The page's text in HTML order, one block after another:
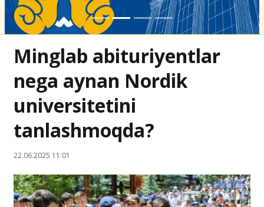
Minglab abituriyentlar
nega aynan Nordik
universitetini
tanlashmoqda?
22.06.2025 11:01